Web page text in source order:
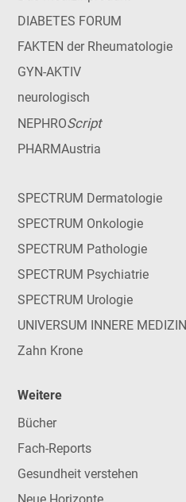
DIABETES FORUM
FAKTEN der Rheumatologie
GYN-AKTIV
neurologisch
NEPHROScript
PHARMAustria
SPECTRUM Dermatologie
SPECTRUM Onkologie
SPECTRUM Pathologie
SPECTRUM Psychiatrie
SPECTRUM Urologie
UNIVERSUM INNERE MEDIZIN
Zahn Krone
Weitere
Bücher
Fach-Reports
Gesundheit verstehen